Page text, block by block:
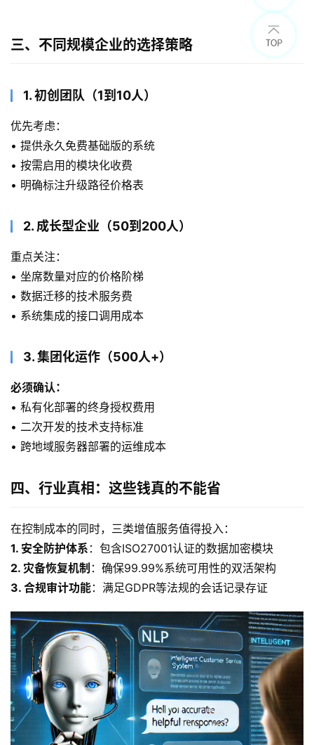
三、不同规模企业的选择策略
1. 初创团队（1到10人）
优先考虑：
• 提供永久免费基础版的系统
• 按需启用的模块化收费
• 明确标注升级路径价格表
2. 成长型企业（50到200人）
重点关注：
• 坐席数量对应的价格阶梯
• 数据迁移的技术服务费
• 系统集成的接口调用成本
3. 集团化运作（500人+）
必须确认：
• 私有化部署的终身授权费用
• 二次开发的技术支持标准
• 跨地域服务器部署的运维成本
四、行业真相：这些钱真的不能省
在控制成本的同时，三类增值服务值得投入：
1. 安全防护体系 ：包含ISO27001认证的数据加密模块
2. 灾备恢复机制 ：确保99.99%系统可用性的双活架构
3. 合规审计功能：满足GDPR等法规的会话记录存证